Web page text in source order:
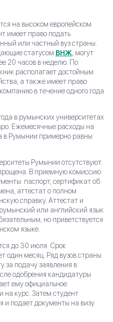
на высоком европейском
имеет право подать
или частный вуз страны.
статусом ВНЖ , могут
20 часов в неделю. По
располагает достойным
а также имеет право
в течение одного года
в румынских университетах
Ежемесячные расходы на
в Румынии примерно равны
Румынии отсутствуют.
В приемную комиссию
паспорт, сертификат об
аттестат о полном
справку. Аттестат и
или английский язык
но приветствуется
языке.
до 30 июля. Срок
один месяц. Ряд вузов страны
за подачу заявления в
одобрения кандидатуры
ему официальное
на курс. Затем студент
и подает документы на визу.